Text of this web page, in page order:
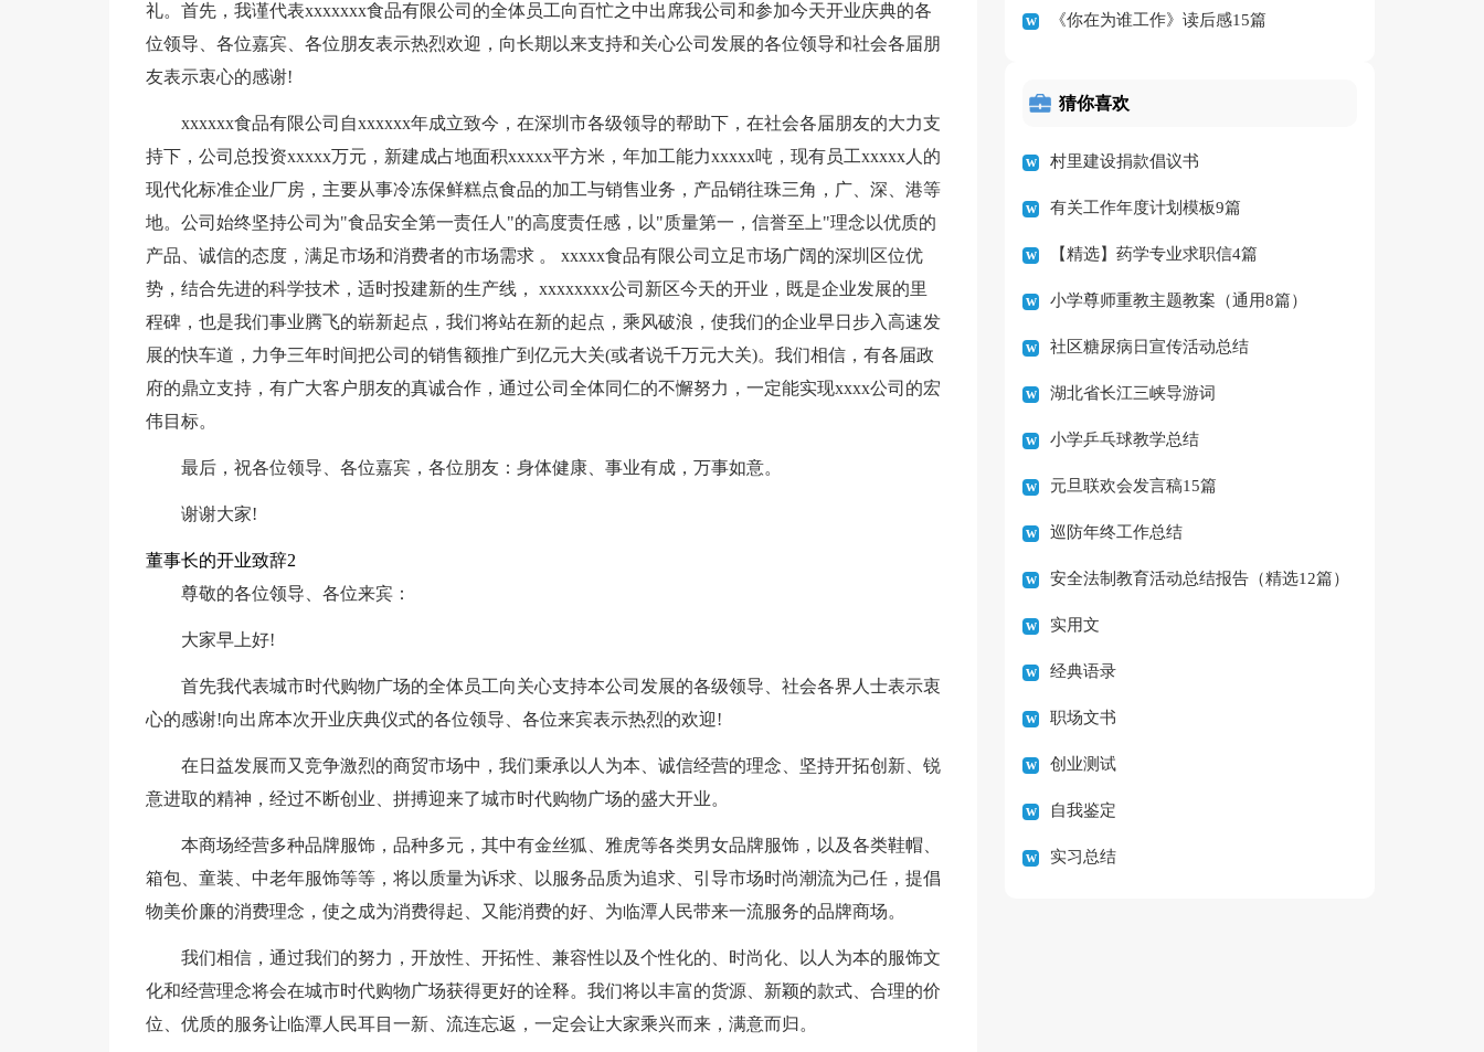
礼。首先，我谨代表xxxxxxx食品有限公司的全体员工向百忙之中出席我公司和参加今天开业庆典的各
位领导、各位嘉宾、各位朋友表示热烈欢迎，向长期以来支持和关心公司发展的各位领导和社会各届朋
友表示衷心的感谢!
xxxxxx食品有限公司自xxxxxx年成立致今，在深圳市各级领导的帮助下，在社会各届朋友的大力支
持下，公司总投资xxxxx万元，新建成占地面积xxxxx平方米，年加工能力xxxxx吨，现有员工xxxxx人的
现代化标准企业厂房，主要从事冷冻保鲜糕点食品的加工与销售业务，产品销往珠三角，广、深、港等
地。公司始终坚持公司为"食品安全第一责任人"的高度责任感，以"质量第一，信誉至上"理念以优质的
产品、诚信的态度，满足市场和消费者的市场需求 。 xxxxx食品有限公司立足市场广阔的深圳区位优
势，结合先进的科学技术，适时投建新的生产线， xxxxxxxx公司新区今天的开业，既是企业发展的里
程碑，也是我们事业腾飞的崭新起点，我们将站在新的起点，乘风破浪，使我们的企业早日步入高速发
展的快车道，力争三年时间把公司的销售额推广到亿元大关(或者说千万元大关)。我们相信，有各届政
府的鼎立支持，有广大客户朋友的真诚合作，通过公司全体同仁的不懈努力，一定能实现xxxx公司的宏
伟目标。
最后，祝各位领导、各位嘉宾，各位朋友：身体健康、事业有成，万事如意。
谢谢大家!
董事长的开业致辞2
尊敬的各位领导、各位来宾：
大家早上好!
首先我代表城市时代购物广场的全体员工向关心支持本公司发展的各级领导、社会各界人士表示衷
心的感谢!向出席本次开业庆典仪式的各位领导、各位来宾表示热烈的欢迎!
在日益发展而又竞争激烈的商贸市场中，我们秉承以人为本、诚信经营的理念、坚持开拓创新、锐
意进取的精神，经过不断创业、拼搏迎来了城市时代购物广场的盛大开业。
本商场经营多种品牌服饰，品种多元，其中有金丝狐、雅虎等各类男女品牌服饰，以及各类鞋帽、
箱包、童装、中老年服饰等等，将以质量为诉求、以服务品质为追求、引导市场时尚潮流为己任，提倡
物美价廉的消费理念，使之成为消费得起、又能消费的好、为临潭人民带来一流服务的品牌商场。
我们相信，通过我们的努力，开放性、开拓性、兼容性以及个性化的、时尚化、以人为本的服饰文
化和经营理念将会在城市时代购物广场获得更好的诠释。我们将以丰富的货源、新颖的款式、合理的价
位、优质的服务让临潭人民耳目一新、流连忘返，一定会让大家乘兴而来，满意而归。
《你在为谁工作》读后感15篇
猜你喜欢
村里建设捐款倡议书
有关工作年度计划模板9篇
【精选】药学专业求职信4篇
小学尊师重教主题教案（通用8篇）
社区糖尿病日宣传活动总结
湖北省长江三峡导游词
小学乒乓球教学总结
元旦联欢会发言稿15篇
巡防年终工作总结
安全法制教育活动总结报告（精选12篇）
实用文
经典语录
职场文书
创业测试
自我鉴定
实习总结